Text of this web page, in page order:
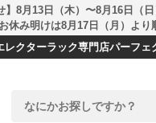
】8月13日（木）〜8月16日（
お休み明けは8月17日（月）より
クターラック専門店パーフェ